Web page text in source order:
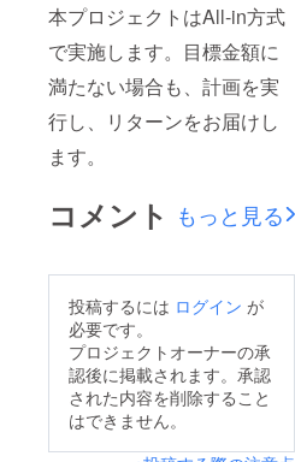
本プロジェクトはAll-in方式
で実施します。目標金額に
満たない場合も、計画を実
行し、リターンをお届けし
ます。
コメント もっと見る
投稿するには ログイン が
必要です。
プロジェクトオーナーの承
認後に掲載されます。承認
された内容を削除すること
はできません。